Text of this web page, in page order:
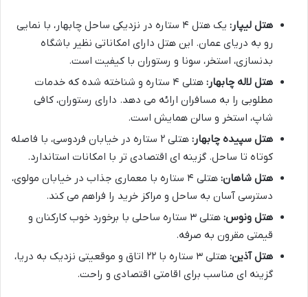
هتل لیپار:
یک هتل ۴ ستاره در نزدیکی ساحل چابهار، با نمایی
رو به دریای عمان. این هتل دارای امکاناتی نظیر باشگاه
بدنسازی، استخر، سونا و رستوران با کیفیت است.
هتل لاله چابهار:
هتلی ۴ ستاره و شناخته شده که خدمات
مطلوبی را به مسافران ارائه می دهد. دارای رستوران، کافی
شاپ، استخر و سالن همایش است.
هتل سپیده چابهار:
هتلی ۲ ستاره در خیابان فردوسی، با فاصله
کوتاه تا ساحل. گزینه ای اقتصادی تر با امکانات استاندارد.
هتل شاهان:
هتلی ۴ ستاره با معماری جذاب در خیابان مولوی،
دسترسی آسان به ساحل و مراکز خرید را فراهم می کند.
هتل ونوس:
هتلی ۳ ستاره ساحلی با برخورد خوب کارکنان و
قیمتی مقرون به صرفه.
هتل آذین:
هتلی ۳ ستاره با ۲۲ اتاق و موقعیتی نزدیک به دریا،
گزینه ای مناسب برای اقامتی اقتصادی و راحت.